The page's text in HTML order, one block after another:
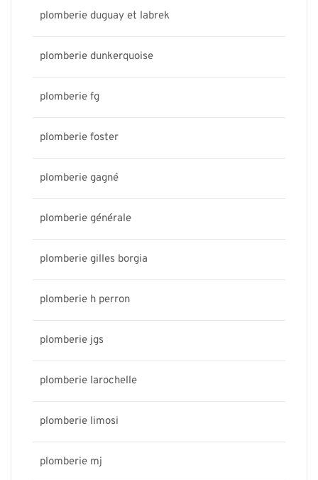
plomberie duguay et labrek
plomberie dunkerquoise
plomberie fg
plomberie foster
plomberie gagné
plomberie générale
plomberie gilles borgia
plomberie h perron
plomberie jgs
plomberie larochelle
plomberie limosi
plomberie mj